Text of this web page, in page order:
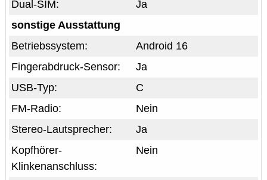
Ja
Dual-SIM:
sonstige Ausstattung
Android 16
Betriebssystem:
Ja
Fingerabdruck-Sensor:
C
USB-Typ:
Nein
FM-Radio:
Ja
Stereo-Lautsprecher:
Nein
Kopfhörer-
Klinkenanschluss: